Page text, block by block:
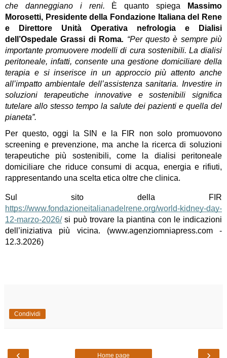
che danneggiano i reni. È quanto spiega
Massimo
Morosetti, Presidente della Fondazione Italiana del Rene
e Direttore Unità Operativa nefrologia e Dialisi
dell’Ospedale Grassi di Roma. “Per questo è sempre più
importante promuovere modelli di cura sostenibili. La dialisi
peritoneale, infatti, consente una gestione domiciliare della
terapia e si inserisce in un approccio più attento anche
all’impatto ambientale dell’assistenza sanitaria. Investire in
soluzioni terapeutiche innovative e sostenibili significa
tutelare allo stesso tempo la salute dei pazienti e quella del
pianeta”.
Per questo, oggi la SIN e la FIR non solo promuovono
screening e prevenzione, ma anche la ricerca di soluzioni
terapeutiche più sostenibili, come la dialisi peritoneale
domiciliare che riduce consumi di acqua, energia e rifiuti,
rappresentando una scelta etica oltre che clinica.
https://www.fondazioneitalianadelrene.org/world-kidney-day-
12-marzo-2026/ si può trovare la piantina con le indicazioni
dell’iniziativa più vicina. (www.agenziomniapress.com -
12.3.2026)
Condividi
‹ ›
Home page